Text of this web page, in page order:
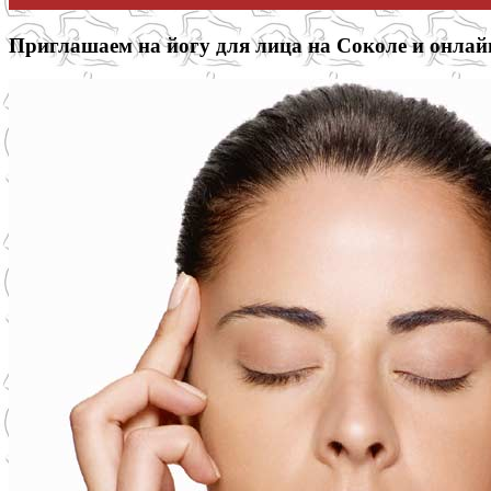
Приглашаем на йогу для лица на Соколе и